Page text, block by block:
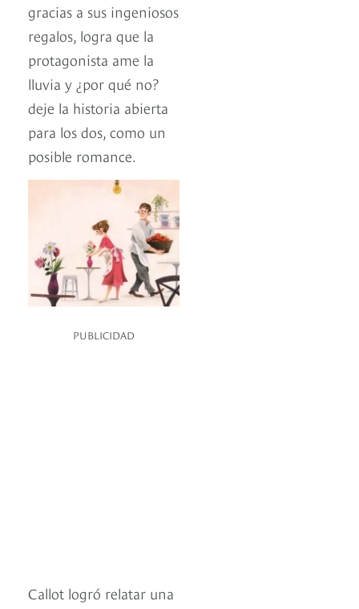
gracias a sus ingeniosos
regalos, logra que la
protagonista ame la
lluvia y ¿por qué no?
deje la historia abierta
para los dos, como un
posible romance.
PUBLICIDAD
Callot logró relatar una